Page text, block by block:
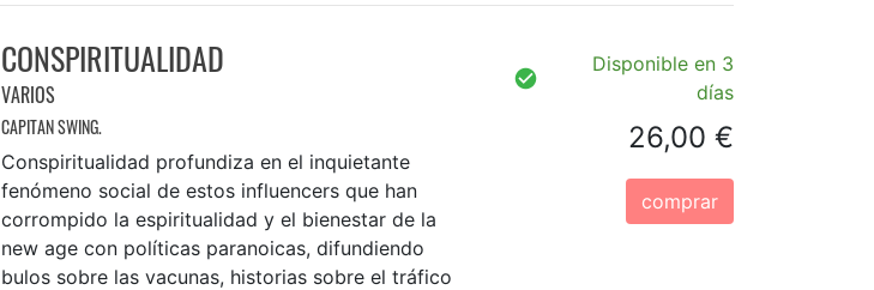
CONSPIRITUALIDAD
VARIOS
CAPITAN SWING.
Conspiritualidad profundiza en el inquietante
fenómeno social de estos influencers que han
corrompido la espiritualidad y el bienestar de la
new age con políticas paranoicas, difundiendo
bulos sobre las vacunas, historias sobre el tráfico
Disponible en 3
días
26,00 €
comprar